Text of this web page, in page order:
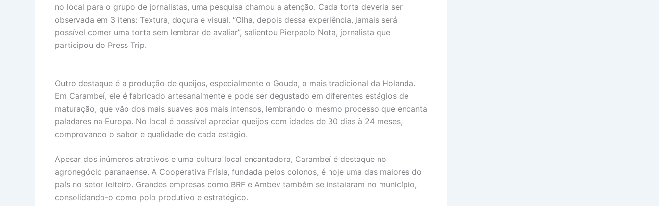
no local para o grupo de jornalistas, uma pesquisa chamou a atenção. Cada torta deveria ser
observada em 3 itens: Textura, doçura e visual. “Olha, depois dessa experiência, jamais será
possível comer uma torta sem lembrar de avaliar”, salientou Pierpaolo Nota, jornalista que
participou do Press Trip.
Outro destaque é a produção de queijos, especialmente o Gouda, o mais tradicional da Holanda.
Em Carambeí, ele é fabricado artesanalmente e pode ser degustado em diferentes estágios de
maturação, que vão dos mais suaves aos mais intensos, lembrando o mesmo processo que encanta
paladares na Europa. No local é possível apreciar queijos com idades de 30 dias à 24 meses,
comprovando o sabor e qualidade de cada estágio.
Apesar dos inúmeros atrativos e uma cultura local encantadora, Carambeí é destaque no
agronegócio paranaense. A Cooperativa Frísia, fundada pelos colonos, é hoje uma das maiores do
país no setor leiteiro. Grandes empresas como BRF e Ambev também se instalaram no município,
consolidando-o como polo produtivo e estratégico.